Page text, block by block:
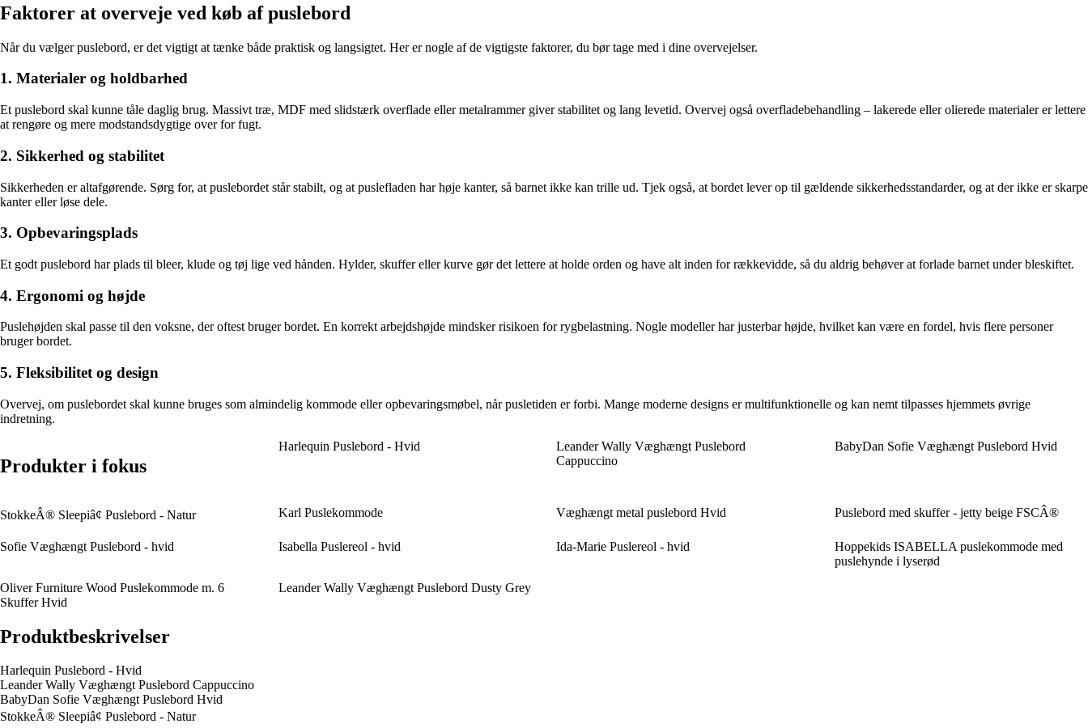
Faktorer at overveje ved køb af puslebord
Når du vælger puslebord, er det vigtigt at tænke både praktisk og langsigtet. Her er nogle af de vigtigste faktorer, du bør tage med i dine overvejelser.
1. Materialer og holdbarhed
Et puslebord skal kunne tåle daglig brug. Massivt træ, MDF med slidstærk overflade eller metalrammer giver stabilitet og lang levetid. Overvej også overfladebehandling – lakerede eller olierede materialer er lettere
at rengøre og mere modstandsdygtige over for fugt.
2. Sikkerhed og stabilitet
Sikkerheden er altafgørende. Sørg for, at puslebordet står stabilt, og at puslefladen har høje kanter, så barnet ikke kan trille ud. Tjek også, at bordet lever op til gældende sikkerhedsstandarder, og at der ikke er skarpe
kanter eller løse dele.
3. Opbevaringsplads
Et godt puslebord har plads til bleer, klude og tøj lige ved hånden. Hylder, skuffer eller kurve gør det lettere at holde orden og have alt inden for rækkevidde, så du aldrig behøver at forlade barnet under bleskiftet.
4. Ergonomi og højde
Puslehøjden skal passe til den voksne, der oftest bruger bordet. En korrekt arbejdshøjde mindsker risikoen for rygbelastning. Nogle modeller har justerbar højde, hvilket kan være en fordel, hvis flere personer
bruger bordet.
5. Fleksibilitet og design
Overvej, om puslebordet skal kunne bruges som almindelig kommode eller opbevaringsmøbel, når pusletiden er forbi. Mange moderne designs er multifunktionelle og kan nemt tilpasses hjemmets øvrige
indretning.
Produkter i fokus
Harlequin Puslebord - Hvid
Leander Wally Væghængt Puslebord
Cappuccino
BabyDan Sofie Væghængt Puslebord Hvid
StokkeÂ® Sleepiâ¢ Puslebord - Natur Karl Puslekommode Væghængt metal puslebord Hvid Puslebord med skuffer - jetty beige FSCÂ®
Sofie Væghængt Puslebord - hvid Isabella Puslereol - hvid Ida-Marie Puslereol - hvid
Hoppekids ISABELLA puslekommode med
puslehynde i lyserød
Oliver Furniture Wood Puslekommode m. 6
Skuffer Hvid
Leander Wally Væghængt Puslebord Dusty Grey
Produktbeskrivelser
Harlequin Puslebord - Hvid
Leander Wally Væghængt Puslebord Cappuccino
BabyDan Sofie Væghængt Puslebord Hvid
StokkeÂ® Sleepiâ¢ Puslebord - Natur